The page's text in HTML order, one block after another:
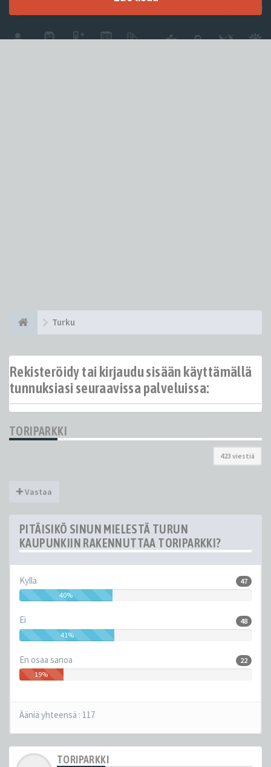
Turku
Rekisteröidy tai kirjaudu sisään käyttämällä
tunnuksiasi seuraavissa palveluissa:
TORIPARKKI
423 viestiä
Vastaa
PITÄISIKÖ SINUN MIELESTÄ TURUN
KAUPUNKIIN RAKENNUTTAA TORIPARKKI?
Kyllä
47
40%
Ei
48
41%
En osaa sanoa
22
19%
Ääniä yhteensä : 117
TORIPARKKI